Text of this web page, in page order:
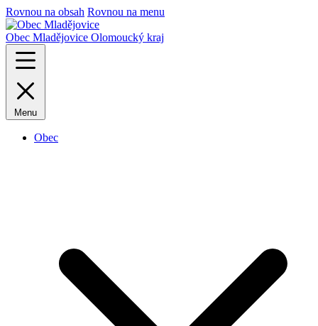
Rovnou na obsah Rovnou na menu
Obec Mladějovice Olomoucký kraj
Menu
Obec